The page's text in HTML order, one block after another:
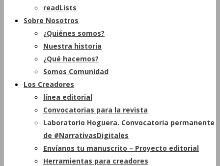
readLists
Sobre Nosotros
¿Quiénes somos?
Nuestra historia
¿Qué hacemos?
Somos Comunidad
Los Creadores
línea editorial
Convocatorias para la revista
Laboratorio Hoguera. Convocatoria permanente
de #NarrativasDigitales
Envíanos tu manuscrito – Proyecto editorial
Herramientas para creadores